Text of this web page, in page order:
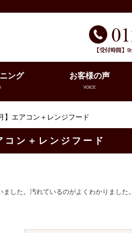
ング お客様の声
VOICE
】エアコン＋レンジフード
コン＋レンジフード
した。汚れているのがよくわかりました。